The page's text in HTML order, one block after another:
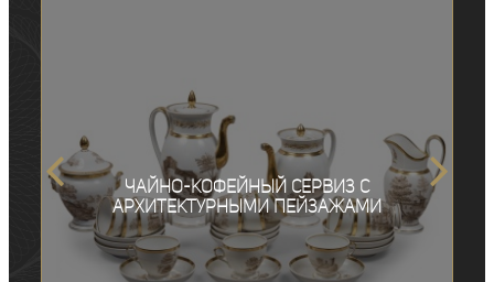
Чайно-кофейный сервиз с
архитектурными пейзажами